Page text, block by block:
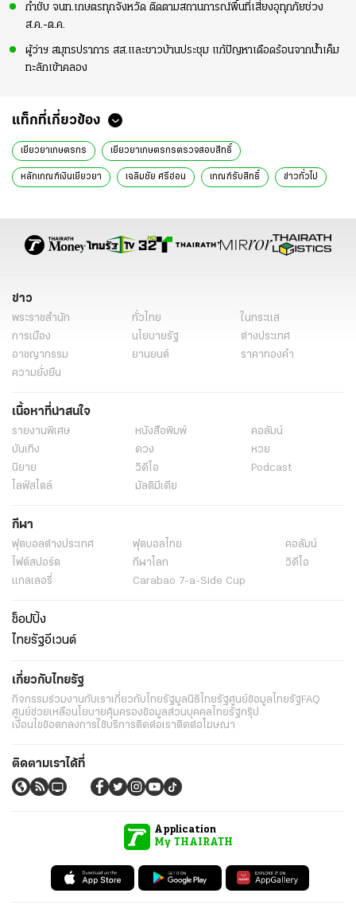
กำชับ จนท.เกษตรทุกจังหวัด ติดตามสถานการณ์พื้นที่เสี่ยงอุทุกภัยช่วง
ส.ค.-ต.ค.
ผู้ว่าฯ สมุทรปราการ สส.และชาวบ้านประชุม แก้ปัญหาเดือดร้อนจากน้ำเค็ม
ทะลักเข้าคลอง
แท็กที่เกี่ยวข้อง
เยียวยาเกษตรกร เยียวยาเกษตรกรตรวจสอบสิทธิ์
หลักเกณฑ์เงินเยียวยา เฉลิมชัย ศรีอ่อน เกณฑ์รับสิทธิ์ ข่าวทั่วไป
ข่าว
พระราชสำนัก ทั่วไทย
ในกระแส
การเมือง
นโยบายรัฐ
ต่างประเทศ
อาชญากรรม
ยานยนต์
ราคาทองคำ
ความยั่งยืน
เนื้อหาที่น่าสนใจ
รายงานพิเศษ หนังสือพิมพ์
คอลัมน์
บันเทิง
ดวง
หวย
นิยาย
วิดีโอ
Podcast
ไลฟ์สไตล์
มัลติมีเดีย
กีฬา
ฟุตบอลต่่างประเทศ ฟุตบอลไทย
คอลัมน์
ไฟต์สปอร์ต
กีฬาโลก
วิดีโอ
แกลเลอรี่
Carabao 7-a-Side Cup
ช็อปปิ้ง
ไทยรัฐอีเวนต์
เกี่ยวกับไทยรัฐ
กิจกรรมร่วมงานกับเราเกี่ยวกับไทยรัฐมูลนิธิไทยรัฐศูนย์ข้อมูลไทยรัฐFAQ
ศูนย์ช่วยเหลือนโยบายคุ้มครองข้อมูลส่วนบุคคลไทยรัฐกรุ๊ป
เงื่อนไขข้อตกลงการใช้บริการติดต่อเราติดต่อโฆษณา
ติดตามเราได้ที่
Application
My THAIRATH